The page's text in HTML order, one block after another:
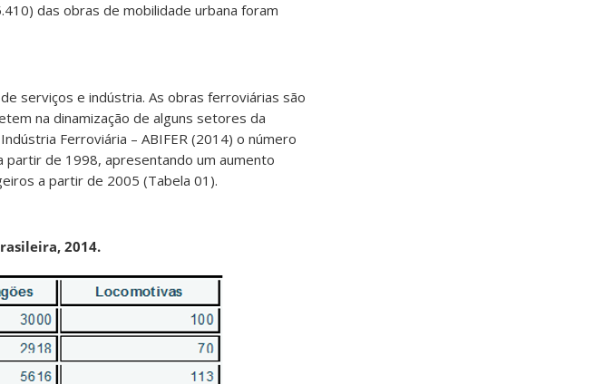
das obras de mobilidade urbana foram
serviços e indústria. As obras ferroviárias são
na dinamização de alguns setores da
Ferroviária – ABIFER (2014) o número
de 1998, apresentando um aumento
a partir de 2005 (Tabela 01).
2014.